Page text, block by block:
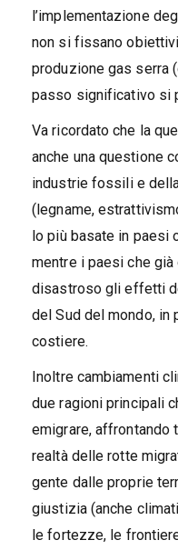
l’implementazione
non si fissano
produzione gas serra
passo significativo si
Va ricordato che la
anche una questione
industrie fossili e
(legname,
lo più basate in paesi
mentre i paesi che
disastroso gli effetti
del Sud del mondo,
costiere.
Inoltre cambiamenti
due ragioni principali
emigrare, affrontando
realtà delle rotte
gente dalle proprie
giustizia (anche
le fortezze, le